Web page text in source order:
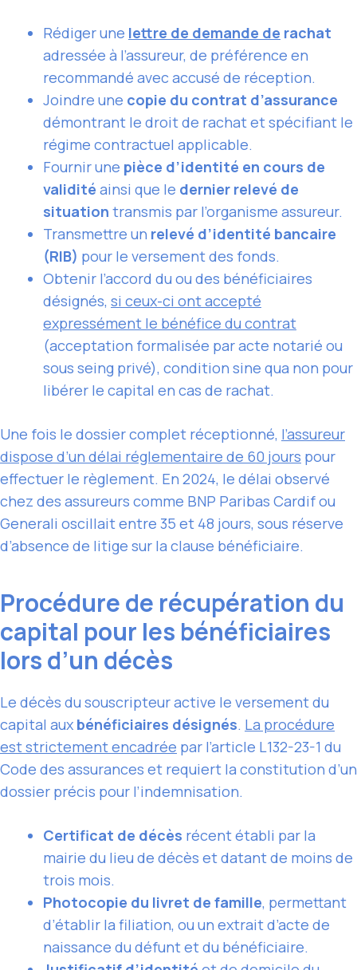
Rédiger une lettre de demande de rachat
adressée à l’assureur, de préférence en
recommandé avec accusé de réception.
Joindre une copie du contrat d’assurance
démontrant le droit de rachat et spécifiant le
régime contractuel applicable.
Fournir une pièce d’identité en cours de
validité ainsi que le dernier relevé de
situation transmis par l’organisme assureur.
Transmettre un relevé d’identité bancaire
(RIB) pour le versement des fonds.
Obtenir l’accord du ou des bénéficiaires
désignés, si ceux-ci ont accepté
expressément le bénéfice du contrat
(acceptation formalisée par acte notarié ou
sous seing privé), condition sine qua non pour
libérer le capital en cas de rachat.
Une fois le dossier complet réceptionné, l’assureur
dispose d’un délai réglementaire de 60 jours pour
effectuer le règlement. En 2024, le délai observé
chez des assureurs comme BNP Paribas Cardif ou
Generali oscillait entre 35 et 48 jours, sous réserve
d’absence de litige sur la clause bénéficiaire.
Procédure de récupération du
capital pour les bénéficiaires
lors d’un décès
Le décès du souscripteur active le versement du
capital aux bénéficiaires désignés. La procédure
est strictement encadrée par l’article L132-23-1 du
Code des assurances et requiert la constitution d’un
dossier précis pour l’indemnisation.
Certificat de décès récent établi par la
mairie du lieu de décès et datant de moins de
trois mois.
Photocopie du livret de famille, permettant
d’établir la filiation, ou un extrait d’acte de
naissance du défunt et du bénéficiaire.